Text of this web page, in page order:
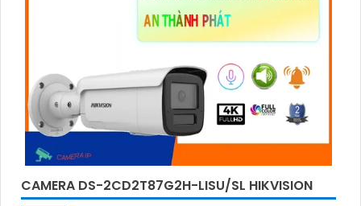
CAMERA DS-2CD2T87G2H-LISU/SL HIKVISION